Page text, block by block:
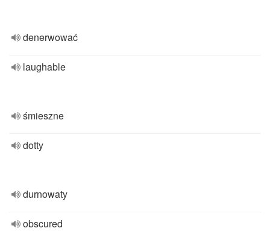
denerwować
laughable
śmieszne
dotty
durnowaty
obscured